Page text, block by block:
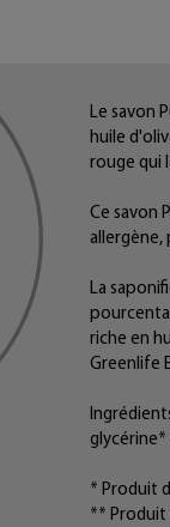
Le savon
huile
rouge qui
Ce savon
La
riche en
Greenlife
glycérine*
* Produit
** Produit